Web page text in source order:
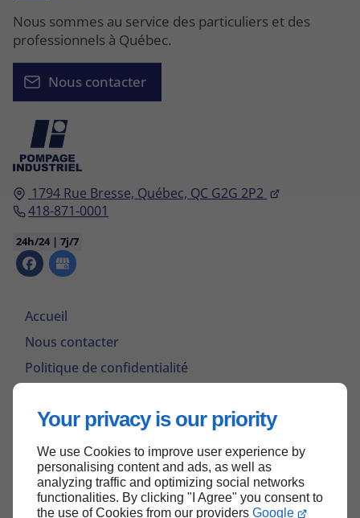
Your privacy is our priority
We use Cookies to improve user experience by
personalising content and ads, as well as
analyzing traffic and optimizing social networks
functionalities. By clicking "I Agree" you consent to
the use of Cookies from our providers Google
1794 Rue Bresse, Québec, QC G2G 2P2
418-871-0001
24h/24 | 7j/7
Accueil
Nous contacter
Politique de confidentialité
Nous sommes au service des particuliers et des
professionnels à Québec.
Nous contacter
Haut de page